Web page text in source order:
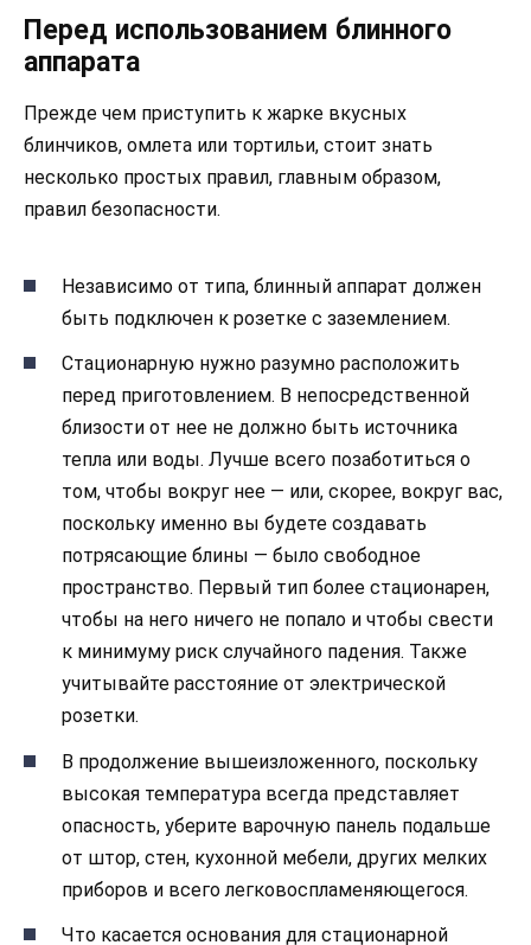
Перед использованием блинного
аппарата
Прежде чем приступить к жарке вкусных
блинчиков, омлета или тортильи, стоит знать
несколько простых правил, главным образом,
правил безопасности.
Независимо от типа, блинный аппарат должен
быть подключен к розетке с заземлением.
Стационарную нужно разумно расположить
перед приготовлением. В непосредственной
близости от нее не должно быть источника
тепла или воды. Лучше всего позаботиться о
том, чтобы вокруг нее — или, скорее, вокруг вас,
поскольку именно вы будете создавать
потрясающие блины — было свободное
пространство. Первый тип более стационарен,
чтобы на него ничего не попало и чтобы свести
к минимуму риск случайного падения. Также
учитывайте расстояние от электрической
розетки.
В продолжение вышеизложенного, поскольку
высокая температура всегда представляет
опасность, уберите варочную панель подальше
от штор, стен, кухонной мебели, других мелких
приборов и всего легковоспламеняющегося.
Что касается основания для стационарной